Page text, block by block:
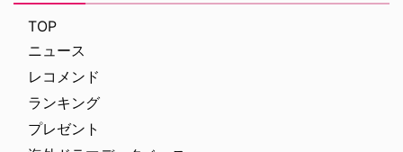
TOP
ニュース
レコメンド
ランキング
プレゼント